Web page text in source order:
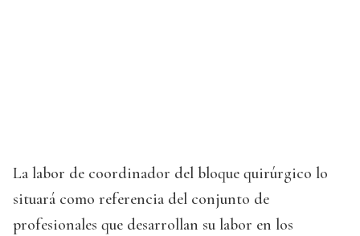
La labor de coordinador del bloque quirúrgico lo
situará como referencia del conjunto de
profesionales que desarrollan su labor en los